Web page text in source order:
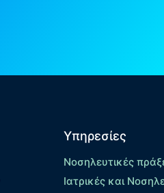
Υπηρεσίες
Νοσηλευτικές
Ιατρικές και